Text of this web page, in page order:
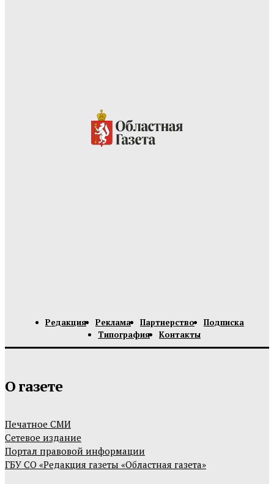
Редакция Реклама Партнерство
Подписка
Типография
Контакты
О газете
Печатное СМИ
Сетевое издание
Портал правовой информации
ГБУ СО «Редакция газеты «Областная газета»